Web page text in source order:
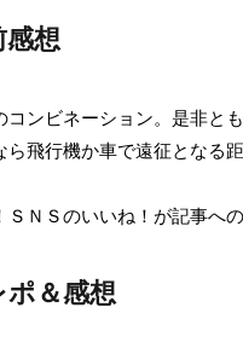
想
ンビネーション。是非と
飛行機か車で遠征となる
ＮＳのいいね！が記事へ
＆感想